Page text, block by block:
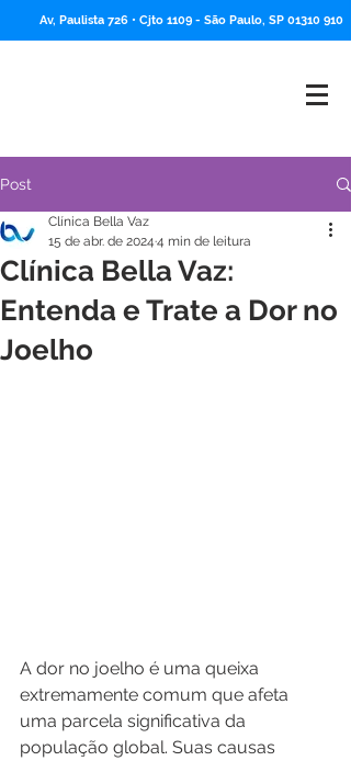
Av, Paulista 726 • Cjto 1109 - São Paulo, SP 01310 910
Post
Clínica Bella Vaz:
Entenda e Trate a Dor no
Joelho
Clínica Bella Vaz
15 de abr. de 2024 4 min de leitura
A dor no joelho é uma queixa
extremamente comum que afeta
uma parcela significativa da
população global. Suas causas